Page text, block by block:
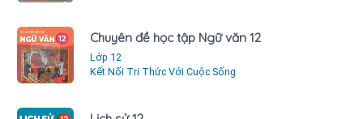
Chuyên đề học tập Ngữ văn 12
Lớp 12
Kết Nối Tri Thức Với Cuộc Sống